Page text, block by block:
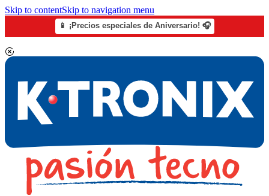
Skip to contentSkip to navigation menu
📱 ¡Precios especiales de Aniversario! 🎧